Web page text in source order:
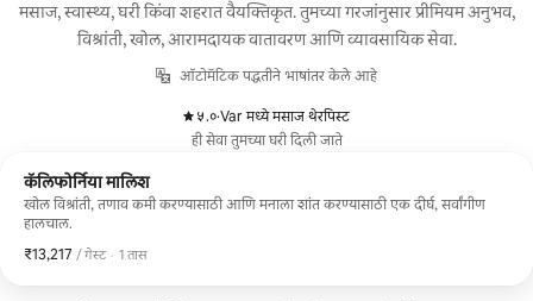
मसाज, स्वास्थ्य, घरी किंवा शहरात वैयक्तिकृत. तुमच्या गरजांनुसार प्रीमियम अनुभव,
विश्रांती, खोल, आरामदायक वातावरण आणि व्यावसायिक सेवा.
ऑटोमॅटिक पद्धतीने भाषांतर केले आहे
५.०
,
·Var मध्ये मसाज थेरपिस्ट
ही सेवा तुमच्या घरी दिली जाते
कॅलिफोर्निया मालिश
खोल विश्रांती, तणाव कमी करण्यासाठी आणि मनाला शांत करण्यासाठी एक दीर्घ, सर्वांगीण
हालचाल.
₹13,217 / गेस्ट
₹13,217 प्रति गेस्ट
, · 1 तास